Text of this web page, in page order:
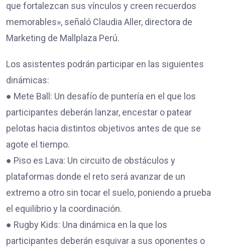
que fortalezcan sus vínculos y creen recuerdos
memorables», señaló Claudia Aller, directora de
Marketing de Mallplaza Perú.
Los asistentes podrán participar en las siguientes
dinámicas:
● Mete Ball: Un desafío de puntería en el que los
participantes deberán lanzar, encestar o patear
pelotas hacia distintos objetivos antes de que se
agote el tiempo.
● Piso es Lava: Un circuito de obstáculos y
plataformas donde el reto será avanzar de un
extremo a otro sin tocar el suelo, poniendo a prueba
el equilibrio y la coordinación.
● Rugby Kids: Una dinámica en la que los
participantes deberán esquivar a sus oponentes o